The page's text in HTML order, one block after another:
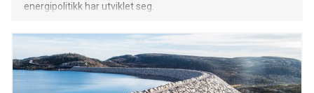
energipolitikk har utviklet seg.